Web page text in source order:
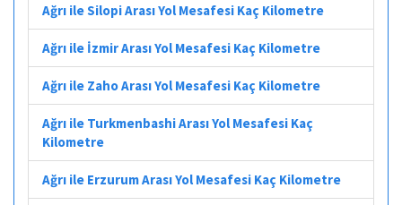
Ağrı ile Silopi Arası Yol Mesafesi Kaç Kilometre
Ağrı ile İzmir Arası Yol Mesafesi Kaç Kilometre
Ağrı ile Zaho Arası Yol Mesafesi Kaç Kilometre
Ağrı ile Turkmenbashi Arası Yol Mesafesi Kaç
Kilometre
Ağrı ile Erzurum Arası Yol Mesafesi Kaç Kilometre